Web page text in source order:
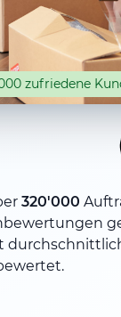
zufriedene
320'000